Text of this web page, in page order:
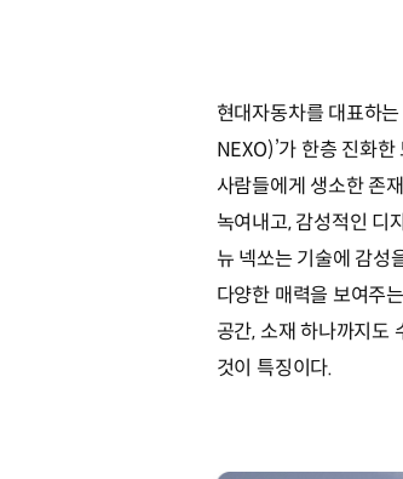
현대자동차를 대표하
NEXO)’가 한층 진화
사람들에게 생소한 존
녹여내고, 감성적인 디
뉴 넥쏘는 기술에 감성
다양한 매력을 보여주
공간, 소재 하나까지도
것이 특징이다.